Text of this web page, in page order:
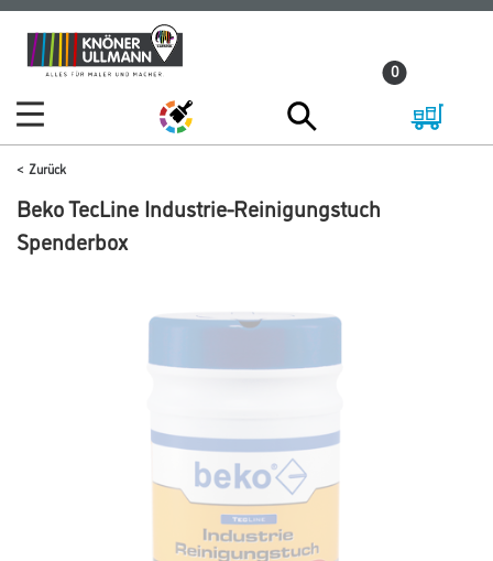
Zum
Inhalt
Zum
Navigationsmenü
0
Zurück
Beko TecLine Industrie-Reinigungstuch
Spenderbox